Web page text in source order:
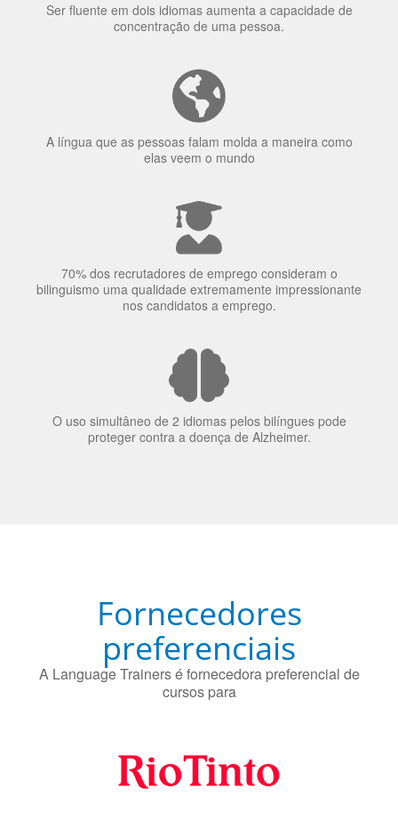
Ser fluente em dois idiomas aumenta a capacidade de
concentração de uma pessoa.
A língua que as pessoas falam molda a maneira como
elas veem o mundo
70% dos recrutadores de emprego consideram o
bilinguismo uma qualidade extremamente impressionante
nos candidatos a emprego.
O uso simultâneo de 2 idiomas pelos bilíngues pode
proteger contra a doença de Alzheimer.
Fornecedores
preferenciais
A Language Trainers é fornecedora preferencial de
cursos para